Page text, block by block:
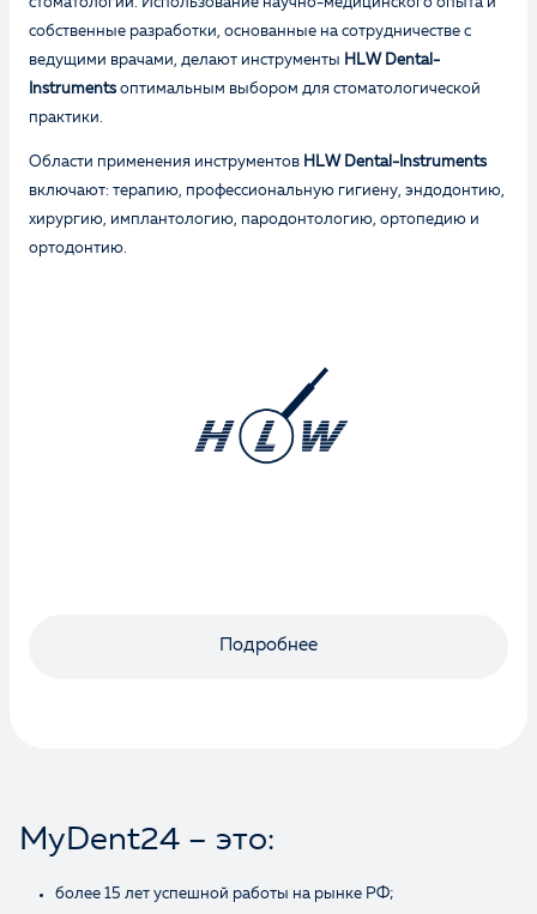
собственные разработки, основанные на сотрудничестве с
ведущими врачами, делают инструменты HLW Dental-
Instruments оптимальным выбором для стоматологической
практики.
Области применения инструментов HLW Dental-Instruments
включают: терапию, профессиональную гигиену, эндодонтию,
хирургию, имплантологию, пародонтологию, ортопедию и
ортодонтию.
Подробнее
MyDent24 – это:
более 15 лет успешной работы на рынке РФ;